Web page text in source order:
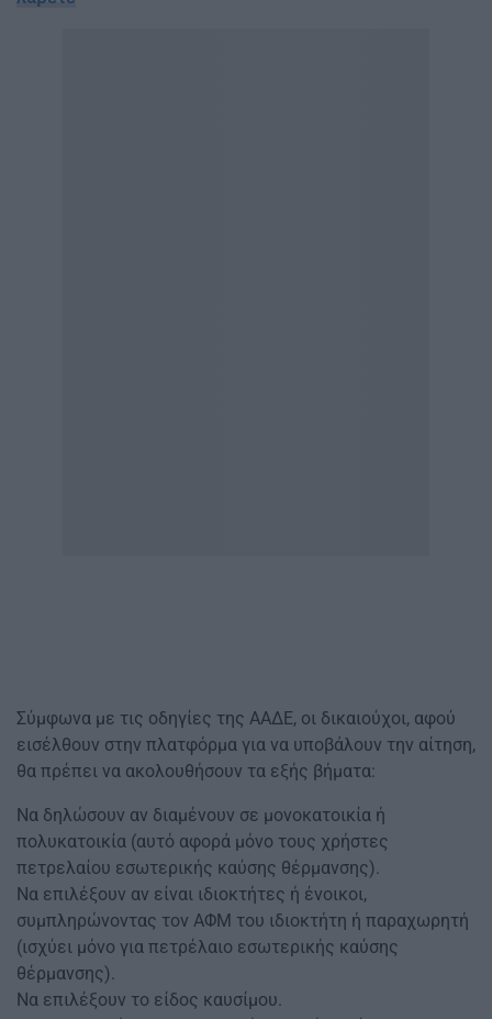
Σύμφωνα με τις οδηγίες της ΑΑΔΕ, οι δικαιούχοι, αφού
εισέλθουν στην πλατφόρμα για να υποβάλουν την αίτηση,
θα πρέπει να ακολουθήσουν τα εξής βήματα:
Να δηλώσουν αν διαμένουν σε μονοκατοικία ή
πολυκατοικία (αυτό αφορά μόνο τους χρήστες
πετρελαίου εσωτερικής καύσης θέρμανσης).
Να επιλέξουν αν είναι ιδιοκτήτες ή ένοικοι,
συμπληρώνοντας τον ΑΦΜ του ιδιοκτήτη ή παραχωρητή
(ισχύει μόνο για πετρέλαιο εσωτερικής καύσης
θέρμανσης).
Να επιλέξουν το είδος καυσίμου.